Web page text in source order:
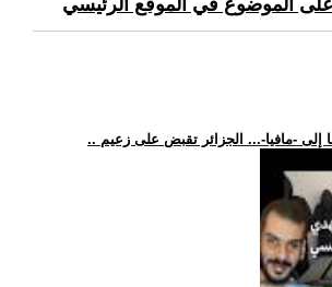
على الموضوع في الموقع الرئيسي
إلى -مافيا-... الجزائر تقبض على زعيم